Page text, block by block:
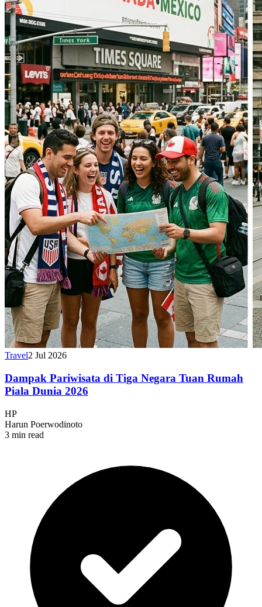
Travel2 Jul 2026
Dampak Pariwisata di Tiga Negara Tuan Rumah
Piala Dunia 2026
HP
Harun Poerwodinoto
3 min read